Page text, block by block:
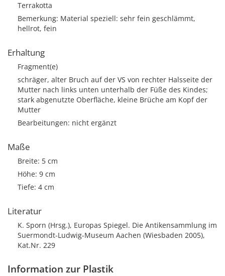
Terrakotta
Bemerkung: Material speziell: sehr fein geschlämmt,
hellrot, fein
Erhaltung
Fragment(e)
schräger, alter Bruch auf der VS von rechter Halsseite der
Mutter nach links unten unterhalb der Füße des Kindes;
stark abgenutzte Oberfläche, kleine Brüche am Kopf der
Mutter
Bearbeitungen: nicht ergänzt
Maße
Breite: 5 cm
Höhe: 9 cm
Tiefe: 4 cm
Literatur
K. Sporn (Hrsg.), Europas Spiegel. Die Antikensammlung im
Suermondt-Ludwig-Museum Aachen (Wiesbaden 2005),
Kat.Nr. 229
Information zur Plastik